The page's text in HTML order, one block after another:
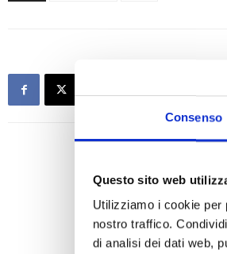
Consenso
Questo sito web
Utilizziamo i cookie per
nostro traffico.
di analisi dei dati web,